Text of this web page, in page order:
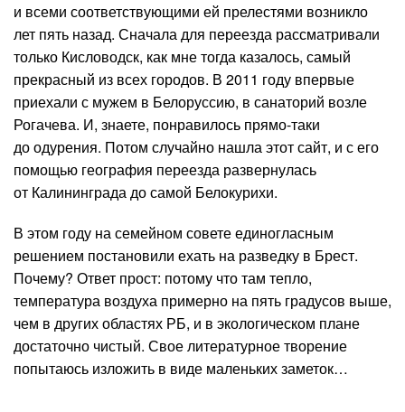
и всеми соответствующими ей прелестями возникло
лет пять назад. Сначала для переезда рассматривали
только Кисловодск, как мне тогда казалось, самый
прекрасный из всех городов. В 2011 году впервые
приехали с мужем в Белоруссию, в санаторий возле
Рогачева. И, знаете, понравилось прямо-таки
до одурения. Потом случайно нашла этот сайт, и с его
помощью география переезда развернулась
от Калининграда до самой Белокурихи.
В этом году на семейном совете единогласным
решением постановили ехать на разведку в Брест.
Почему? Ответ прост: потому что там тепло,
температура воздуха примерно на пять градусов выше,
чем в других областях РБ, и в экологическом плане
достаточно чистый. Свое литературное творение
попытаюсь изложить в виде маленьких заметок…